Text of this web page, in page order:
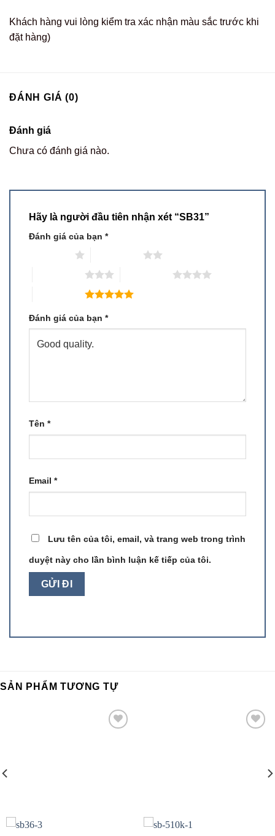
Khách hàng vui lòng kiểm tra xác nhận màu sắc trước khi
đặt hàng)
ĐÁNH GIÁ (0)
Đánh giá
Chưa có đánh giá nào.
Hãy là người đầu tiên nhận xét “SB31”
Đánh giá của bạn *
Đánh giá của bạn *
Tên *
Email *
Lưu tên của tôi, email, và trang web trong trình
duyệt này cho lần bình luận kế tiếp của tôi.
SẢN PHẨM TƯƠNG TỰ